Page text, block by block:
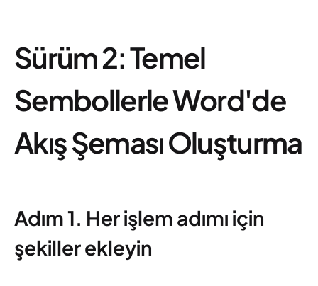
Sürüm 2: Temel
Sembollerle Word'de
Akış Şeması Oluşturma
Adım 1. Her işlem adımı için
şekiller ekleyin